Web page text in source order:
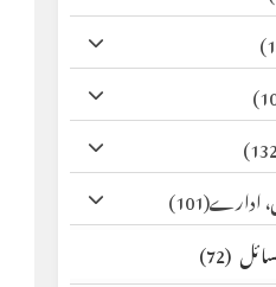
(101)
(72)